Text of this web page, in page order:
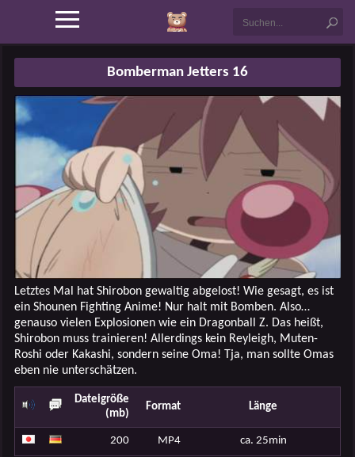
Bomberman Jetters 16
Letztes Mal hat Shirobon gewaltig abgelost! Wie gesagt, es ist
ein Shounen Fighting Anime! Nur halt mit Bomben. Also…
genauso vielen Explosionen wie ein Dragonball Z. Das heißt,
Shirobon muss trainieren! Allerdings kein Reyleigh, Muten-
Roshi oder Kakashi, sondern seine Oma! Tja, man sollte Omas
eben nie unterschätzen.
Dateigröße
(mb)
Format Länge
200 MP4 ca. 25min